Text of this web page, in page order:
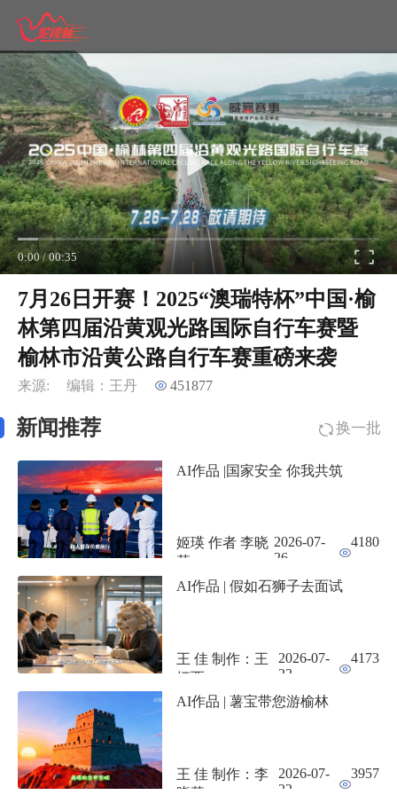
0:00/00:35
7月26日开赛！2025“澳瑞特杯”中国·榆
林第四届沿黄观光路国际自行车赛暨
榆林市沿黄公路自行车赛重磅来袭
来源: 编辑：王丹 451877
新闻推荐 换一批
AI作品 |国家安全 你我共筑
姬瑛 作者 李晓
莉
2026-07-
26
4180
AI作品 | 假如石狮子去面试
王 佳 制作：王
娅西
2026-07-
22
4173
AI作品 | 薯宝带您游榆林
王 佳 制作：李
2026-07-
22
3957